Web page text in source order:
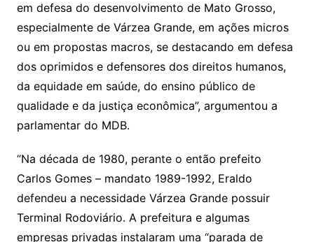
em defesa do desenvolvimento de Mato Grosso,
especialmente de Várzea Grande, em ações micros
ou em propostas macros, se destacando em defesa
dos oprimidos e defensores dos direitos humanos,
da equidade em saúde, do ensino público de
qualidade e da justiça econômica”, argumentou a
parlamentar do MDB.
“Na década de 1980, perante o então prefeito
Carlos Gomes – mandato 1989-1992, Eraldo
defendeu a necessidade Várzea Grande possuir
Terminal Rodoviário. A prefeitura e algumas
empresas privadas instalaram uma “parada de